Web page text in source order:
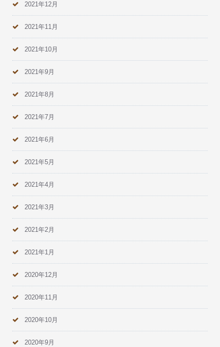
2021年12月
2021年11月
2021年10月
2021年9月
2021年8月
2021年7月
2021年6月
2021年5月
2021年4月
2021年3月
2021年2月
2021年1月
2020年12月
2020年11月
2020年10月
2020年9月